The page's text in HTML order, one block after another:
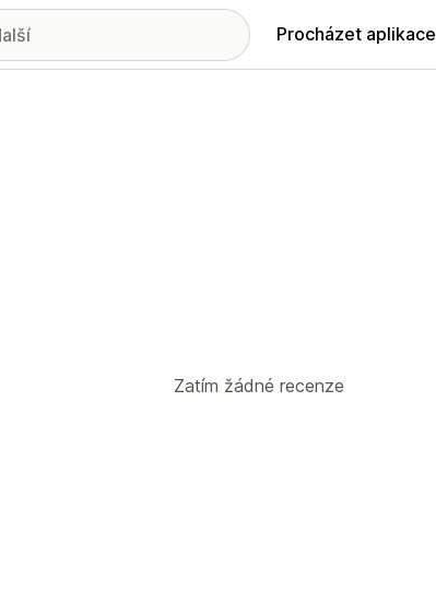
Procházet aplikace
Zatím žádné recenze